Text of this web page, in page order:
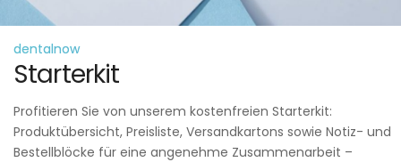
dentalnow
Starterkit
Profitieren Sie von unserem kostenfreien Starterkit:
Produktübersicht, Preisliste, Versandkartons sowie Notiz- und
Bestellblöcke für eine angenehme Zusammenarbeit –